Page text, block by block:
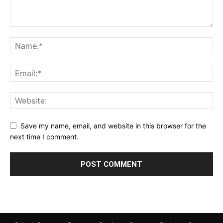
Save my name, email, and website in this browser for the
next time I comment.